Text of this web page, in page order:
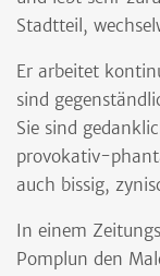
Stadtteil,
Er arbeitet
sind
Sie sind
provokativ-
auch bissig,
In einem
Pomplun den